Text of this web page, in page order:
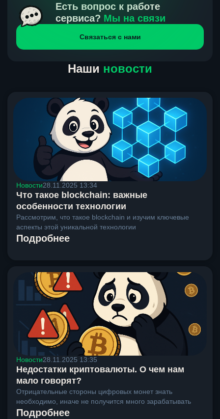
получения нами средств от тебя, а на другой части
направлений курс, указанный на сайте, является
окончательным. Если сомневаешься, напиши в онлайн-
чат на сайте, мы поможем разобраться.
Есть вопрос к работе
сервиса? Мы на связи
Связаться с нами
Наши новости
Новости28.11.2025 13:34
Что такое blockchain: важные
особенности технологии
Рассмотрим, что такое blockchain и изучим ключевые
аспекты этой уникальной технологии
Подробнее
Новости28.11.2025 13:35
Недостатки криптовалюты. О чем нам
мало говорят?
Отрицательные стороны цифровых монет знать
необходимо, иначе не получится много зарабатывать
Подробнее